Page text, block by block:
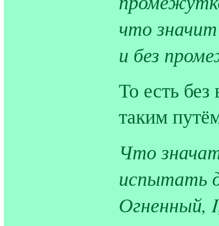
что значит
и без
То есть
таким
Что
испытать
Огненный,